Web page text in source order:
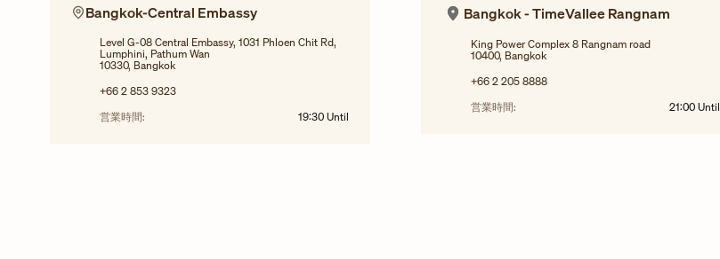
Bangkok-Central Embassy
Level G-08 Central Embassy, 1031 Phloen Chit Rd,
Lumphini, Pathum Wan
10330, Bangkok
+66 2 853 9323
営業時間:
19:30 Until
Bangkok - TimeVallee Rangnam
King Power Complex 8 Rangnam road
10400, Bangkok
+66 2 205 8888
営業時間:
21:00Until